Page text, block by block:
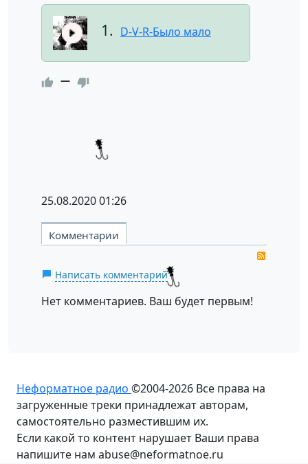
1. D-V-R-Было мало
—
25.08.202001:26
Комментарии
Написать комментарий
Нет комментариев. Ваш будет первым!
Неформатное радио ©2004-2026 Все права на
загруженные треки принадлежат авторам,
самостоятельно разместившим их.
Если какой то контент нарушает Ваши права
напишите нам abuse@neformatnoe.ru